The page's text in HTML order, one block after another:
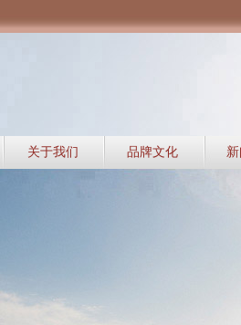
关于我们 品牌文化